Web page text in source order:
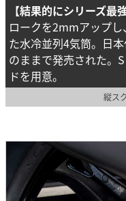
【結果的にシリーズ最
ロークを2mmアップ
た水冷並列4気筒。日
のままで発売された。
ドを用意。
縦ス